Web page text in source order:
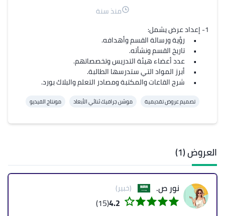
منذ سنة
تصميم عروض تقديمية موشن جرافيك ثنائي الأبعاد مونتاج الفيديو
العروض (1)
نور ص. (خبير)
4.2
(15)